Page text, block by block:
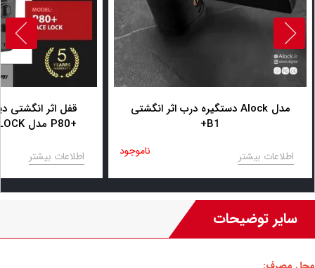
دستگیره درب اثر انگشتی Alock مدل
+B1
اطلاعات بیشتر ناموجود
قفل اثر انگشتی
اطلاعات بیشتر
سایر توضیحات